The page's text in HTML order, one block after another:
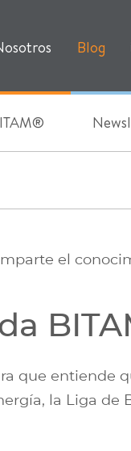
Blog
el
que entiende
la Liga de